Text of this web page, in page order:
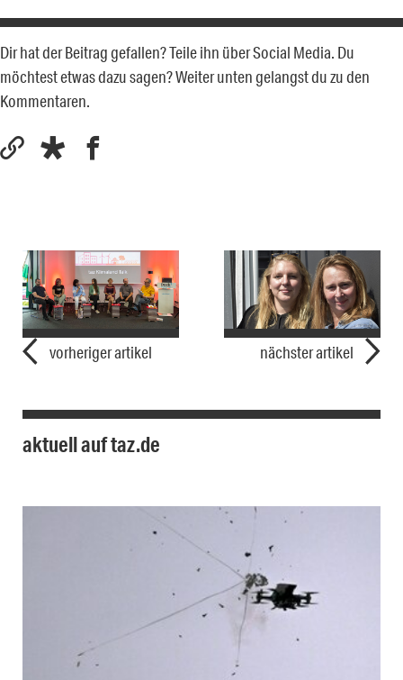
Dir hat der Beitrag gefallen? Teile ihn über Social Media. Du
möchtest etwas dazu sagen? Weiter unten gelangst du zu den
Kommentaren.
vorheriger artikel nächster artikel
aktuell auf taz.de